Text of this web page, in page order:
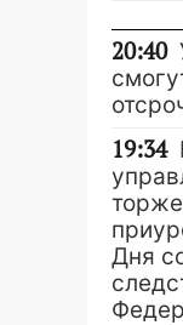
20:40
19:34
Дня